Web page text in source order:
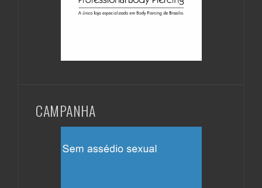
CAMPANHA